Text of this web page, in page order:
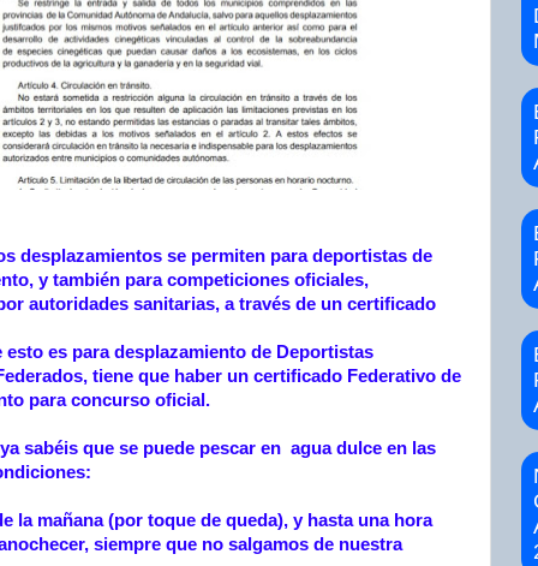
desplazamientos se permiten para deportistas de
y también para competiciones oficiales,
autoridades sanitarias, a través de un certificado
esto es para desplazamiento de Deportistas
tiene que haber un certificado Federativo de
para concurso oficial.
sabéis que se puede pescar en agua dulce en las
la mañana (por toque de queda), y hasta una hora
siempre que no salgamos de nuestra